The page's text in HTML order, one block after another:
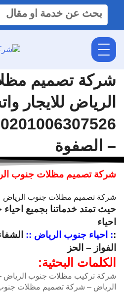
البحث
عن:
شركة تصميم
الرياض للايجار
– الصفوة
شركة تصميم مظلات جنوب
شركة تصميم مظلات جنوب الرياض
حيث تمتد خدماتنا بجميع
احياء
:: احياء جنوب الرياض ::
الفواز – الحز
الكلمات البحثية:
شركة تركيب مظلات جنوب الرياض
الرياض – شركة تصميم مظلات